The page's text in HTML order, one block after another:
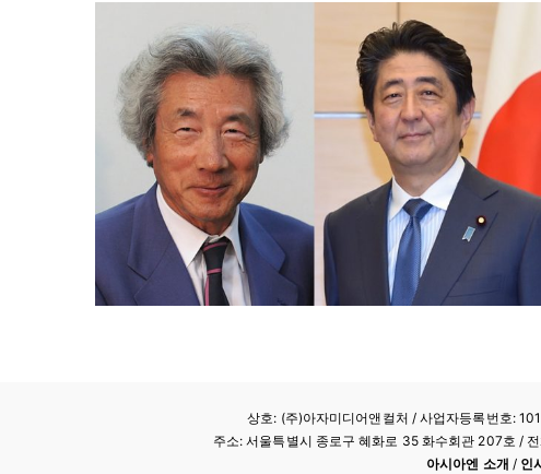
상호: (주)아자미디어앤컬처 /사업자등록번호:
주소: 서울특별시 종로구 혜화로 35 화수회관 207호 /
아시아엔 소개 / 인